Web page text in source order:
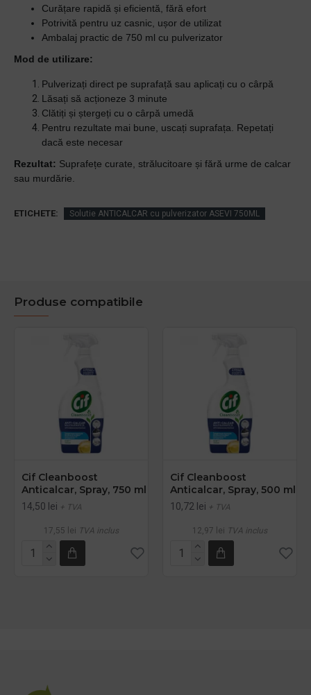
Curățare rapidă și eficientă, fără efort
Potrivită pentru uz casnic, ușor de utilizat
Ambalaj practic de 750 ml cu pulverizator
Mod de utilizare:
Pulverizați direct pe suprafață sau aplicați cu o cârpă
Lăsați să acționeze 3 minute
Clătiți și ștergeți cu o cârpă umedă
Pentru rezultate mai bune, uscați suprafața. Repetați
dacă este necesar
Rezultat: Suprafețe curate, strălucitoare și fără urme de calcar
sau murdărie.
ETICHETE: Solutie ANTICALCAR cu pulverizator ASEVI 750ML
Produse compatibile
Cif Cleanboost
Anticalcar, Spray, 750 ml
14,50 lei + TVA
17,55 lei TVA inclus
Cif Cleanboost
Anticalcar, Spray, 500 ml
10,72 lei + TVA
12,97 lei TVA inclus